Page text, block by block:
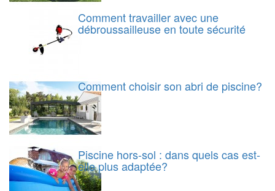
Comment travailler avec une
débroussailleuse en toute sécurité
Comment choisir son abri de piscine?
Piscine hors-sol : dans quels cas est-
elle plus adaptée?